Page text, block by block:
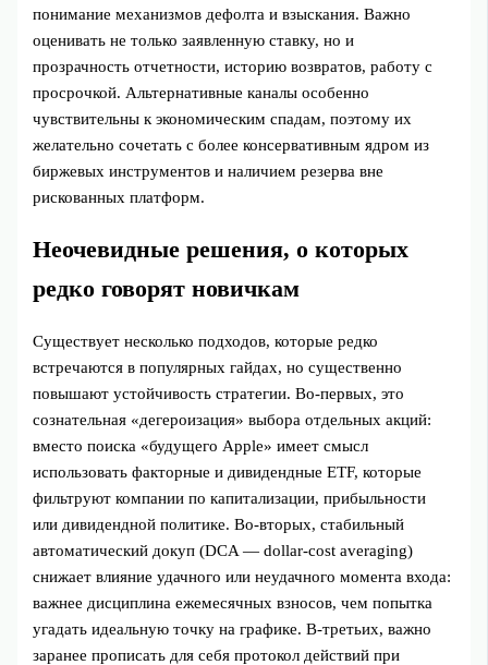
понимание механизмов дефолта и взыскания. Важно
оценивать не только заявленную ставку, но и
прозрачность отчетности, историю возвратов, работу с
просрочкой. Альтернативные каналы особенно
чувствительны к экономическим спадам, поэтому их
желательно сочетать с более консервативным ядром из
биржевых инструментов и наличием резерва вне
рискованных платформ.
Неочевидные решения, о которых
редко говорят новичкам
Существует несколько подходов, которые редко
встречаются в популярных гайдах, но существенно
повышают устойчивость стратегии. Во-первых, это
сознательная «дегероизация» выбора отдельных акций:
вместо поиска «будущего Apple» имеет смысл
использовать факторные и дивидендные ETF, которые
фильтруют компании по капитализации, прибыльности
или дивидендной политике. Во-вторых, стабильный
автоматический докуп (DCA — dollar-cost averaging)
снижает влияние удачного или неудачного момента входа:
важнее дисциплина ежемесячных взносов, чем попытка
угадать идеальную точку на графике. В-третьих, важно
заранее прописать для себя протокол действий при